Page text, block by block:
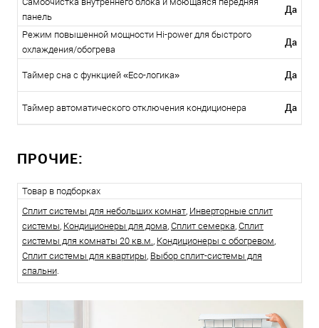
панель
Да
Режим повышенной мощности Hi-power для быстрого
охлаждения/обогрева
Да
Таймер сна с функцией «Есо-логика» Да
Таймер автоматического отключения кондиционера Да
ПРОЧИЕ:
Товар в подборках
Сплит системы для небольших комнат, Инверторные сплит
системы, Кондиционеры для дома, Сплит семерка, Сплит
системы для комнаты 20 кв.м., Кондиционеры с обогревом,
Сплит системы для квартиры, Выбор сплит-системы для
спальни.